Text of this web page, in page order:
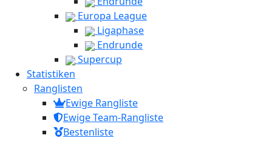
Europa League
Ligaphase
Endrunde
Supercup
Statistiken
Ranglisten
Ewige Rangliste
Ewige Team-Rangliste
Bestenliste